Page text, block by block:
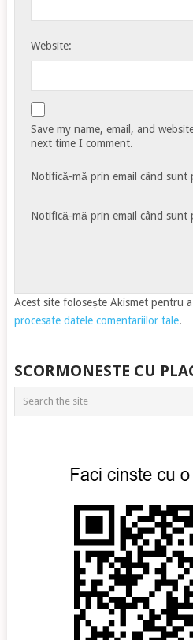
Website:
Save my name, email, and
next time I comment.
Notifică-mă prin email când sunt
Notifică-mă prin email când sunt
Acest site folosește Akismet pentru
procesate datele comentariilor tale.
SCORMONESTE CU